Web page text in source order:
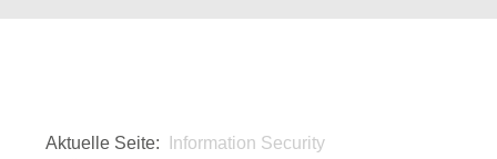
Aktuelle Seite:
Information Security